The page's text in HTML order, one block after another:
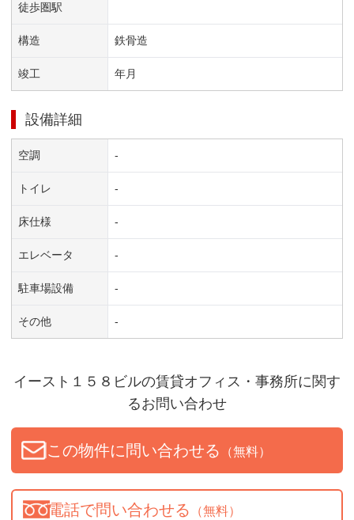
徒歩圏駅
構造 鉄骨造
竣工 年月
設備詳細
空調 -
トイレ -
床仕様 -
エレベータ -
駐車場設備 -
その他 -
イースト１５８ビルの賃貸オフィス・事務所に関す
るお問い合わせ
この物件に問い合わせる （無料）
電話で問い合わせる （無料）